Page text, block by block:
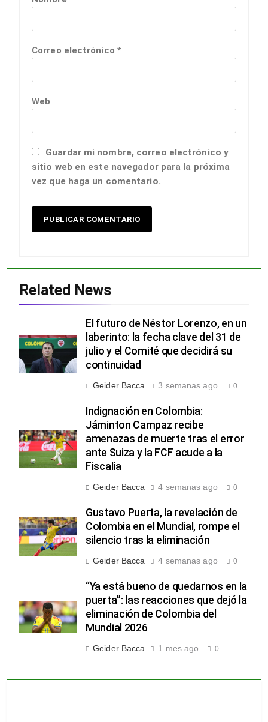
Correo electrónico *
Web
Guardar mi nombre, correo electrónico y
sitio web en este navegador para la próxima
vez que haga un comentario.
Related News
El futuro de Néstor Lorenzo, en un
laberinto: la fecha clave del 31 de
julio y el Comité que decidirá su
continuidad
Geider Bacca 3 semanas ago 0
Indignación en Colombia:
Jáminton Campaz recibe
amenazas de muerte tras el error
ante Suiza y la FCF acude a la
Fiscalía
Geider Bacca 4 semanas ago 0
Gustavo Puerta, la revelación de
Colombia en el Mundial, rompe el
silencio tras la eliminación
Geider Bacca 4 semanas ago 0
“Ya está bueno de quedarnos en la
puerta”: las reacciones que dejó la
eliminación de Colombia del
Mundial 2026
Geider Bacca 1 mes ago 0